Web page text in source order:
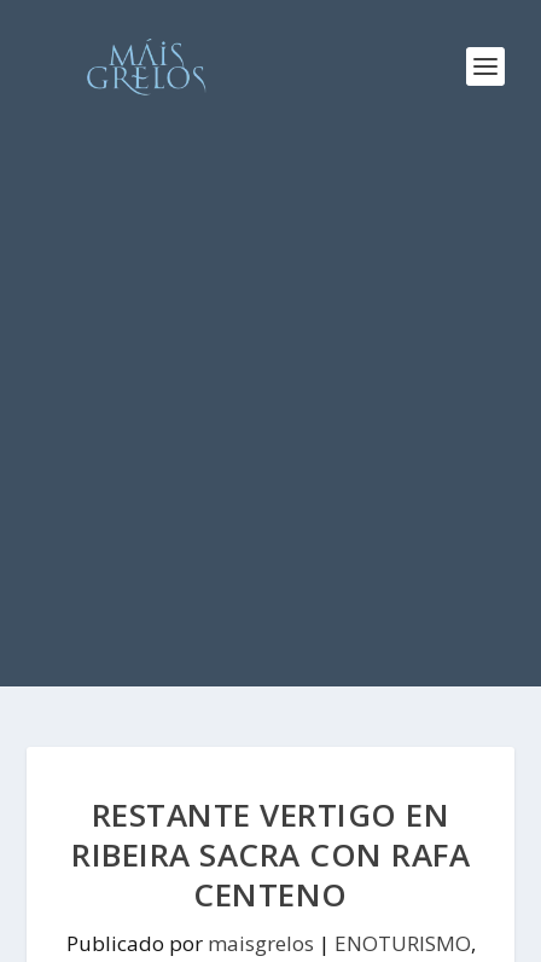
RESTANTE VERTIGO EN
RIBEIRA SACRA CON RAFA
CENTENO
Publicado por maisgrelos | ENOTURISMO,